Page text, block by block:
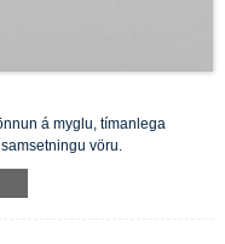
á myglu, tímanlega
vöru.